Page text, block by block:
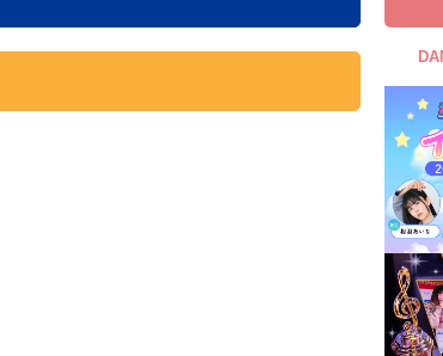
自宅
家族や